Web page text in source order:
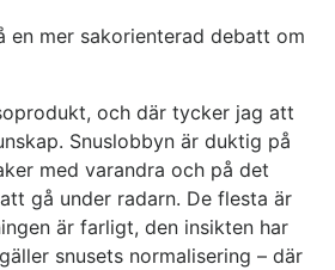
en mer sakorienterad debatt om
och där tycker jag att
Snuslobbyn är duktig på
med varandra och på det
gå under radarn. De flesta är
är farligt, den insikten har
snusets normalisering – där